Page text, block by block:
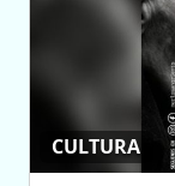
CULTURA